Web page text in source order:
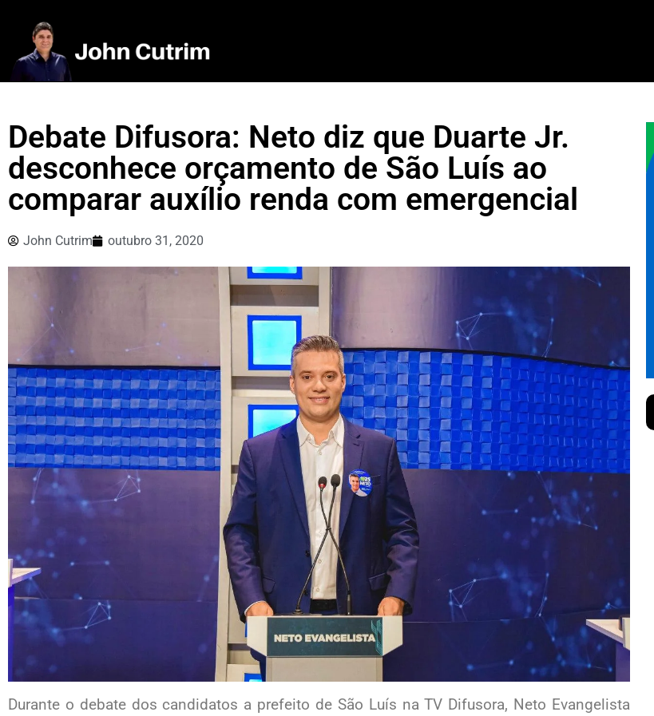
Debate Difusora: Neto diz que Duarte Jr.
desconhece orçamento de São Luís ao
comparar auxílio renda com emergencial
John Cutrim outubro 31, 2020
Durante o debate dos candidatos a prefeito de São Luís na TV Difusora, Neto Evangelista